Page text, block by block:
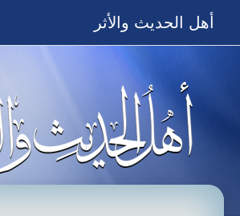
أهل الحديث والأثر